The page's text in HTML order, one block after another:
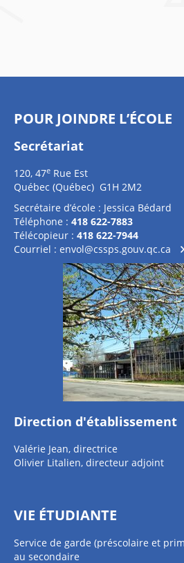
POUR JOINDRE L’ÉCOLE
Secrétariat
120, 47e Rue Est
Québec (Québec) G1H 2M2
Secrétaire d’école : Jessica Bédard
Téléphone : 418 622-7883
Télécopieur : 418 622-7944
Courriel : envol@cssps.gouv.qc.ca
Direction d'établissement
Valérie Jean, directrice
Olivier Litalien, directeur adjoint
VIE ÉTUDIANTE
Service de garde (préscolaire et
au secondaire